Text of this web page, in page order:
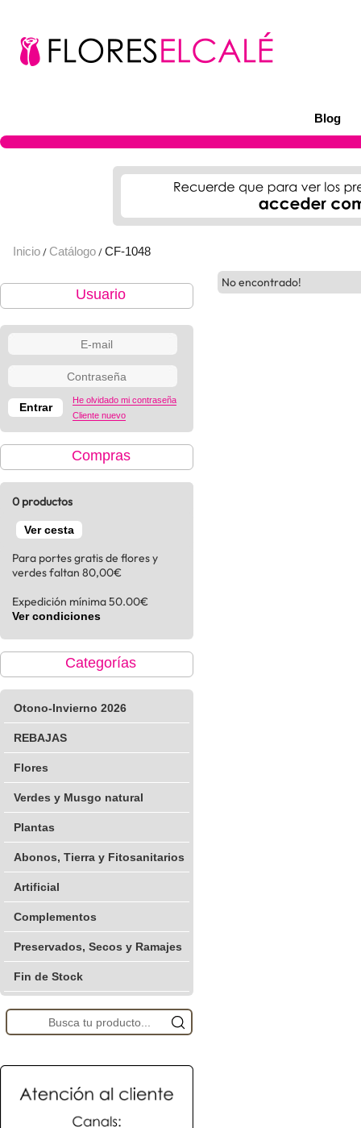
Blog
Inicio / Catálogo / CF-1048
Usuario
He olvidado mi contraseña
Cliente nuevo
Compras
0 productos
Ver cesta
Para portes gratis de flores y
verdes faltan 80,00€
Expedición mínima 50.00€
Ver condiciones
Categorías
Otono-Invierno 2026
REBAJAS
Flores
Verdes y Musgo natural
Plantas
Abonos, Tierra y Fitosanitarios
Artificial
Complementos
Preservados, Secos y Ramajes
Fin de Stock
No encontrado!